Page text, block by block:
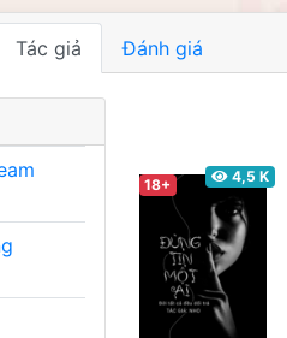
Tác giả Đánh giá
18+ 4,5 K